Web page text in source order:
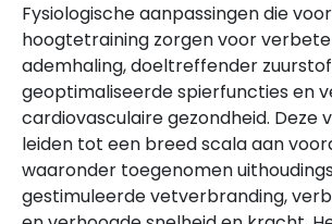
Fysiologische aanpassingen die
hoogtetraining zorgen voor
ademhaling, doeltreffender
geoptimaliseerde spierfuncties en
cardiovasculaire gezondheid. Deze
leiden tot een breed scala aan
waaronder toegenomen
gestimuleerde vetverbranding,